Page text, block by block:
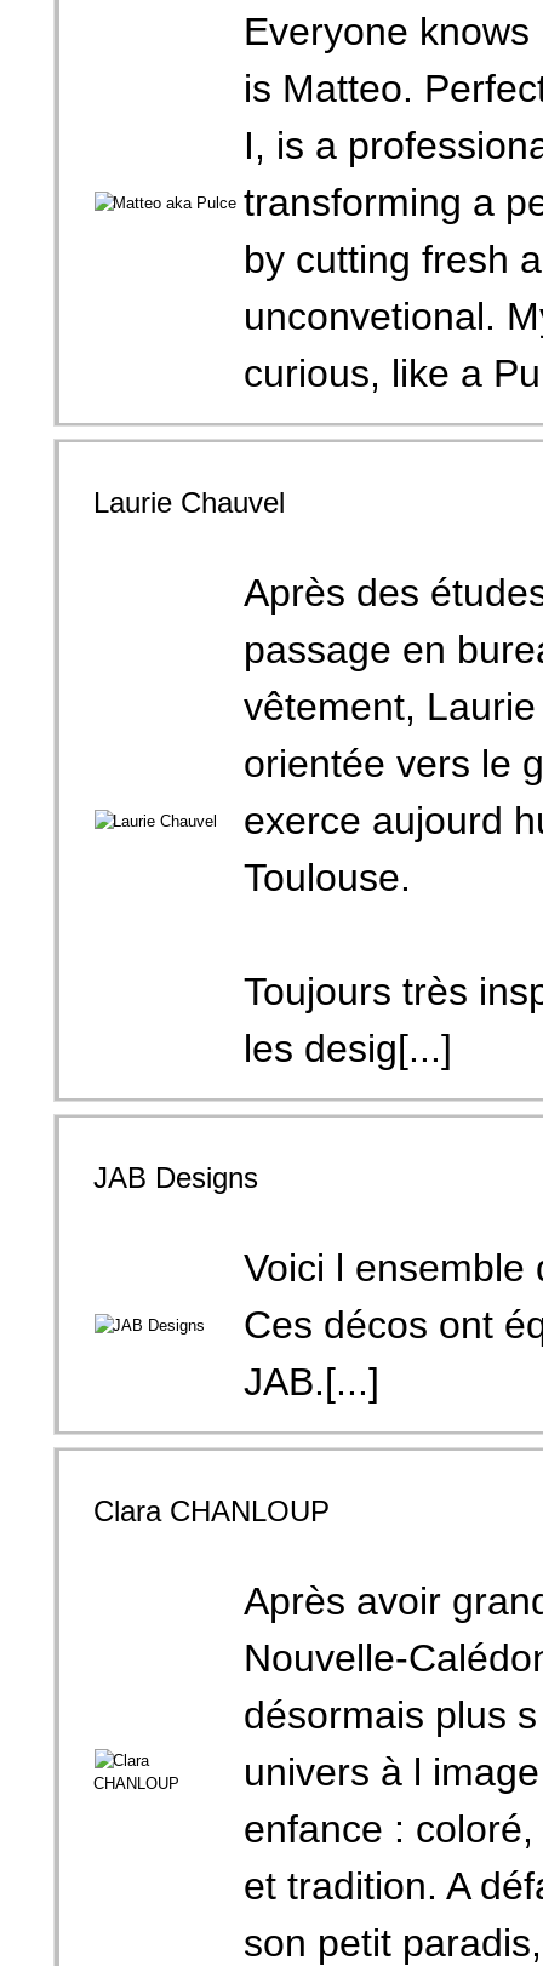
Everyone
is Matteo.
I, is a
transforming a
by cutting fresh
unconvetional.
curious, like a
Laurie Chauvel
Après des
passage en
vêtement,
orientée vers le
exerce aujourd
Toulouse.
Toujours très
les desig[...]
JAB Designs
Voici l ensemble
Ces décos ont
JAB.[...]
Clara CHANLOUP
Après avoir
Nouvelle-
désormais plus
univers à l
enfance :
et tradition. A
son petit